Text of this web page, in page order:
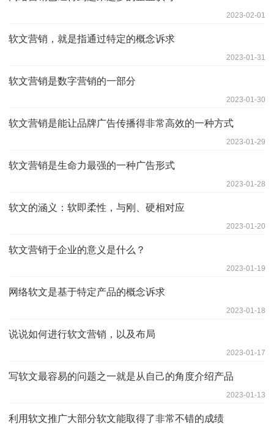
2023-02-01
软文营销，就是指通过特定的概念诉求
2023-01-31
软文营销是数字营销的一部分
2023-01-30
软文营销是能让品牌广告传播得非常高效的一种方式
2023-01-29
软文营销是生命力最强的一种广告形式
2023-01-28
软文的涵义：软即柔性，与刚、硬相对应
2023-01-20
软文营销于企业的意义是什么？
2023-01-19
网络软文是基于特定产品的概念诉求
2023-01-18
说说如何进行软文营销，以及布局
2023-01-17
写软文最容易的问题之一就是从自己的角度介绍产品
2023-01-13
利用软文推广大部分软文能取得了非常不错的成绩